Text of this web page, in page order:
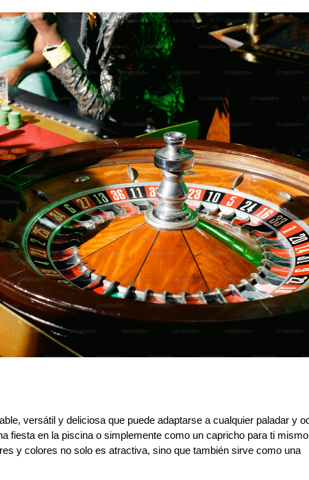
versátil y deliciosa que puede adaptarse a cualquier paladar y
fiesta en la piscina o simplemente como un capricho para ti
y colores no solo es atractiva, sino que también sirve como una